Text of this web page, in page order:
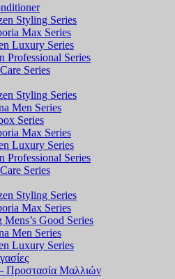
Styling Series
Max Series
Luxury Series
Professional Series
Series
Styling Series
Men Series
Series
Max Series
Luxury Series
Professional Series
Series
Styling Series
Max Series
Good Series
Men Series
Luxury Series
Προστασία Μαλλιών